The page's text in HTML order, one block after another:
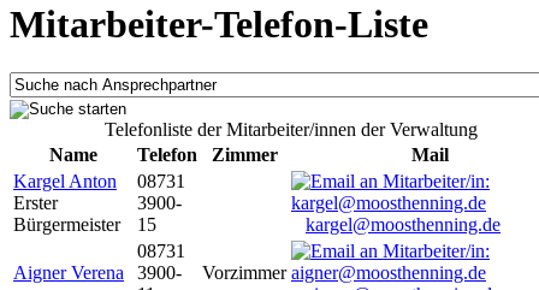
Mitarbeiter-Telefon-Liste
Telefonliste der Mitarbeiter/innen der Verwaltung
Name
Telefon Zimmer
Mail
Kargel Anton
Erster
Bürgermeister
08731
3900-
15
kargel@moosthenning.de
Aigner Verena
08731
3900-
Vorzimmer